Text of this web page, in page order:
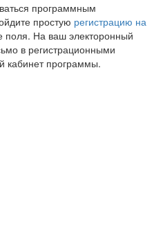
программным
простую регистрацию на
поля. На ваш электоронный
в регистрационными
кабинет программы.